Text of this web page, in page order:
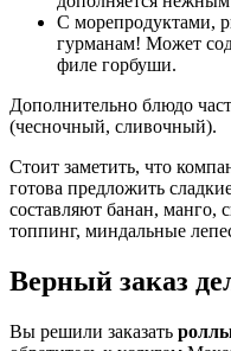
С морепродуктами,
гурманам! Может
филе горбуши.
Дополнительно блюдо
(чесночный, сливочный).
Стоит заметить, что
готова предложить
составляют банан, манго,
топпинг, миндальные
Верный заказ
Вы решили заказать